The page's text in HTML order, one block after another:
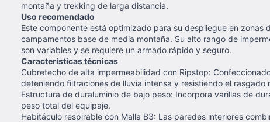
montaña y trekking de larga distancia.
Uso recomendado
Este componente está optimizado para su despliegue en
campamentos base de media montaña. Su alto rango de
son variables y se requiere un armado rápido y seguro.
Características técnicas
Cubretecho de alta impermeabilidad con Ripstop:
deteniendo filtraciones de lluvia intensa y resistiendo el rasgado
Estructura de duraluminio de bajo peso: Incorpora varillas de
peso total del equipaje.
Habitáculo respirable con Malla B3: Las paredes interiores